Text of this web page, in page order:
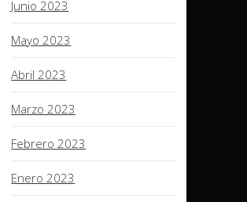
Junio 2023
Mayo 2023
Abril 2023
Marzo 2023
Febrero 2023
Enero 2023